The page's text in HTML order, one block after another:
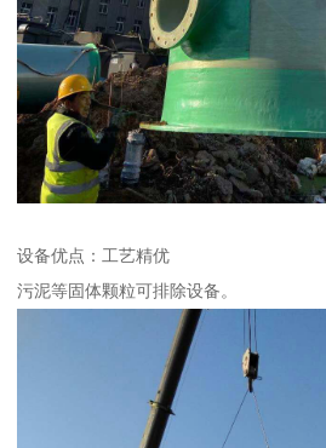
设备优点：工艺精优
污泥等固体颗粒可排除设备。